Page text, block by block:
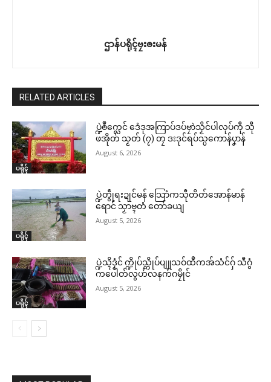
ဌာန်ပရိုၚ်ဗၠးၜးမန်
RELATED ARTICLES
ပရိုၚ်
ပ္ဍဲၜဳက္လေင် ဒေံဒုအကြာပ်ဒပ်ဗၠာဲသၟိင်ပါလုပ်ကီု သီု
ဖအိုတ် သၟတ် (၇) တၠ ဒးဒုင်ရပ်သ္ပကောန်ပၞာန်
August 6, 2026
ပရိုၚ်
ပ္ဍဲတွဵုရးဍုင်မန် သြောံကသီုတိတ်အောန်မာန်
ရောင် သၟာဗ္ၚတံ တော်ခယျ
August 5, 2026
ပရိုၚ်
ပ္ဍဲသ္ၚိဒၟံင် က္ဍိုပ်သ္ကိုပ်ပျူသဝ်ထဳကအ်သံင်ဂှ် သီဂွံ
ကပေါတ်လွဟ်လနက်ဂမၠိုင်
August 5, 2026